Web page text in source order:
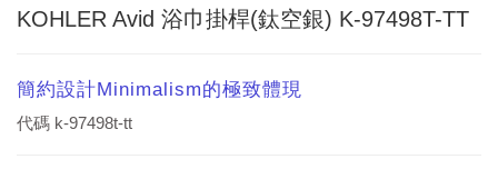
KOHLER Avid 浴巾掛桿(鈦空銀) K-97498T-TT
簡約設計Minimalism的極致體現
代碼 k-97498t-tt